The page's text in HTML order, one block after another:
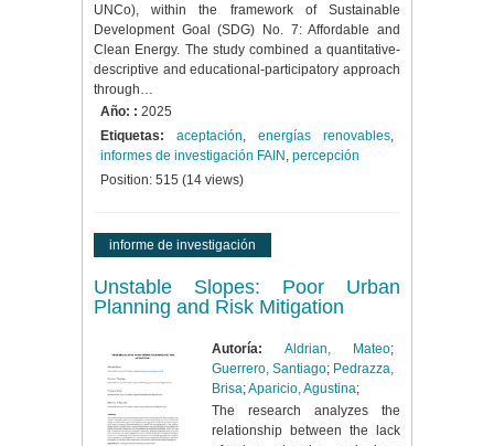
UNCo), within the framework of Sustainable
Development Goal (SDG) No. 7: Affordable and
Clean Energy. The study combined a quantitative-
descriptive and educational-participatory approach
through…
Año: : 2025
Etiquetas:
aceptación, energías renovables,
informes de investigación FAIN , percepción
Position: 515 (14 views)
informe de investigación
Unstable Slopes: Poor Urban
Planning and Risk Mitigation
Autoría: Aldrian, Mateo;
Guerrero, Santiago; Pedrazza,
Brisa;Aparicio, Agustina;
The research analyzes the
relationship between the lack